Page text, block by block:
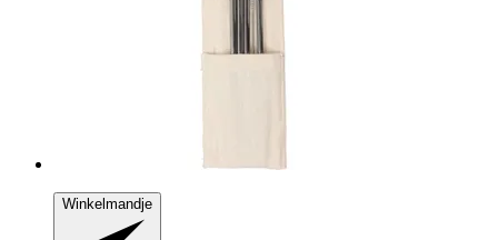
Winkelmandje